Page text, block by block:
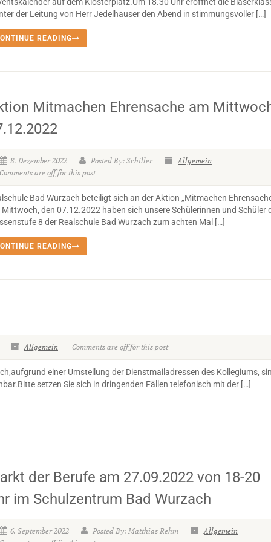
der Leitung von Herr Jedelhauser den Abend in stimmungsvoller […]
READING
Mitmachen Ehrensache am
8. Dezember 2022 Posted By: Schiller
Allgemein
are off for this post
Bad Wurzach beteiligt sich an der Aktion „Mitmachen
Mittwoch, den 07.12.2022 haben sich unsere Schülerinnen und Schüler
8 der Realschule Bad Wurzach zum achten Mal […]
READING
Allgemein Comments are off for this post
einer Umstellung der Dienstmailadressen des Kollegiums,
setzen Sie sich in dringenden Fällen telefonisch mit der […]
der Berufe am 27.09.2022 von 18-20
im Schulzentrum Bad Wurzach
6. September 2022 Posted By: Matthias Rehm
Allgemein